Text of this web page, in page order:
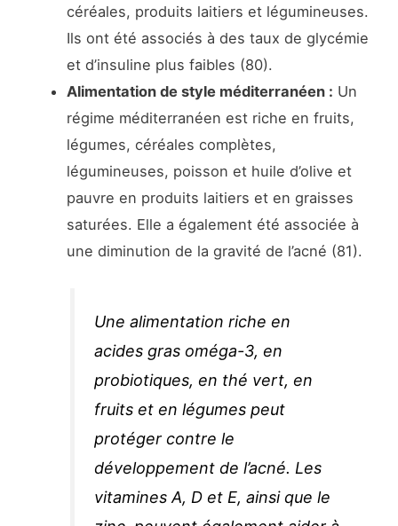
céréales, produits laitiers et légumineuses.
Ils ont été associés à des taux de glycémie
et d’insuline plus faibles (80).
Alimentation de style méditerranéen : Un
régime méditerranéen est riche en fruits,
légumes, céréales complètes,
légumineuses, poisson et huile d’olive et
pauvre en produits laitiers et en graisses
saturées. Elle a également été associée à
une diminution de la gravité de l’acné (81).
Une alimentation riche en
acides gras oméga-3, en
probiotiques, en thé vert, en
fruits et en légumes peut
protéger contre le
développement de l’acné. Les
vitamines A, D et E, ainsi que le